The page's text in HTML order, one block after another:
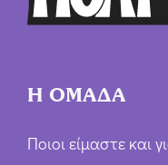
Η ΟΜΑΔΑ
Ποιοι είμαστε και